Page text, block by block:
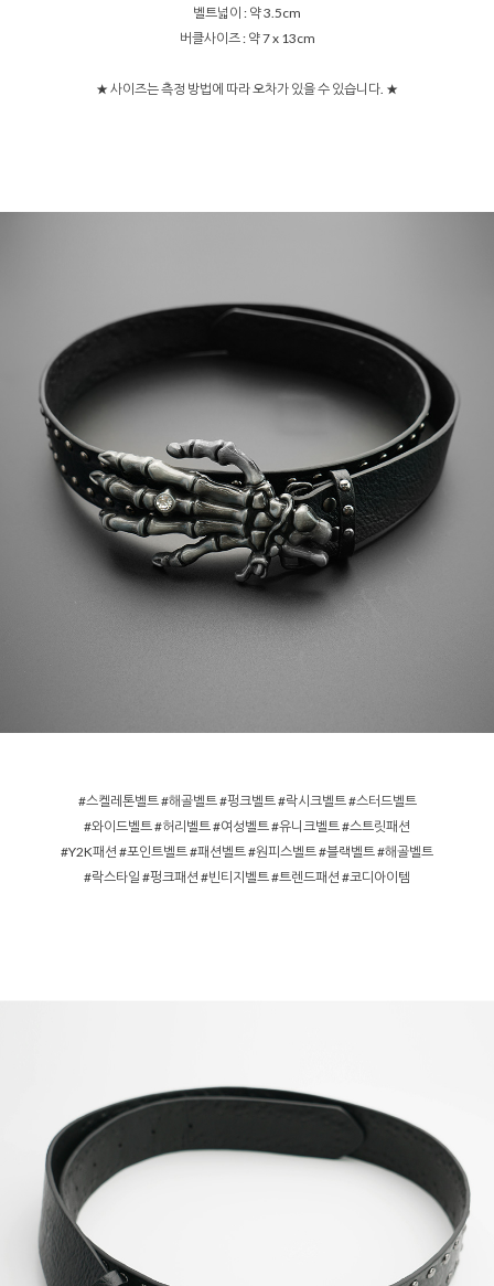
벨트넓이 : 약 3.5cm
버클사이즈 : 약 7 x 13cm
★ 사이즈는 측정 방법에 따라 오차가 있을 수 있습니다. ★
#스켈레톤벨트 #해골벨트 #펑크벨트 #락시크벨트 #스터드벨트
#와이드벨트 #허리벨트 #여성벨트 #유니크벨트 #스트릿패션
#Y2K패션 #포인트벨트 #패션벨트 #원피스벨트 #블랙벨트 #해골벨트
#락스타일 #펑크패션 #빈티지벨트 #트렌드패션 #코디아이템